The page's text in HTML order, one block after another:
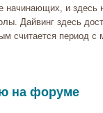
начинающих, и здесь
Дайвинг здесь
считается период с
на форуме